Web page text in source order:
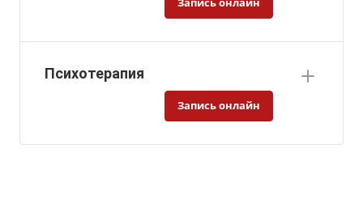
Психотерапия
Запись онлайн